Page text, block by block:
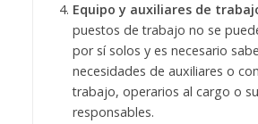
Equipo y auxiliares de
puestos de trabajo no se
por sí solos y es necesario
necesidades de auxiliares o
trabajo, operarios al cargo o
responsables.